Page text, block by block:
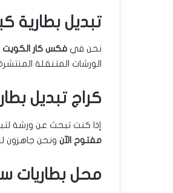
تبديل بطارية
نحن في فكس كار الكويت
الورشات المتنقلة
كراج تبديل
إذا كنت تبحث عن ورشة
مفتوح الآن ونحن جاهزون
محل بطاريات